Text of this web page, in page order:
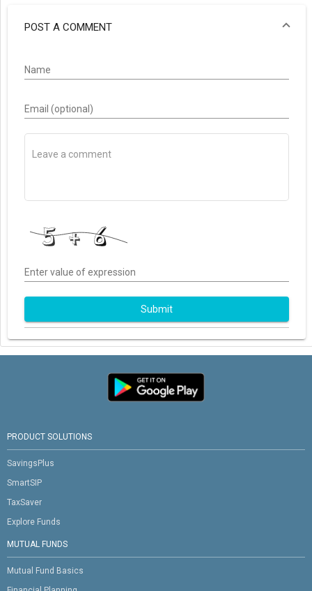
POST A COMMENT
Name
Email (optional)
Enter value of expression
Submit
PRODUCT SOLUTIONS
SavingsPlus
SmartSIP
TaxSaver
Explore Funds
MUTUAL FUNDS
Mutual Fund Basics